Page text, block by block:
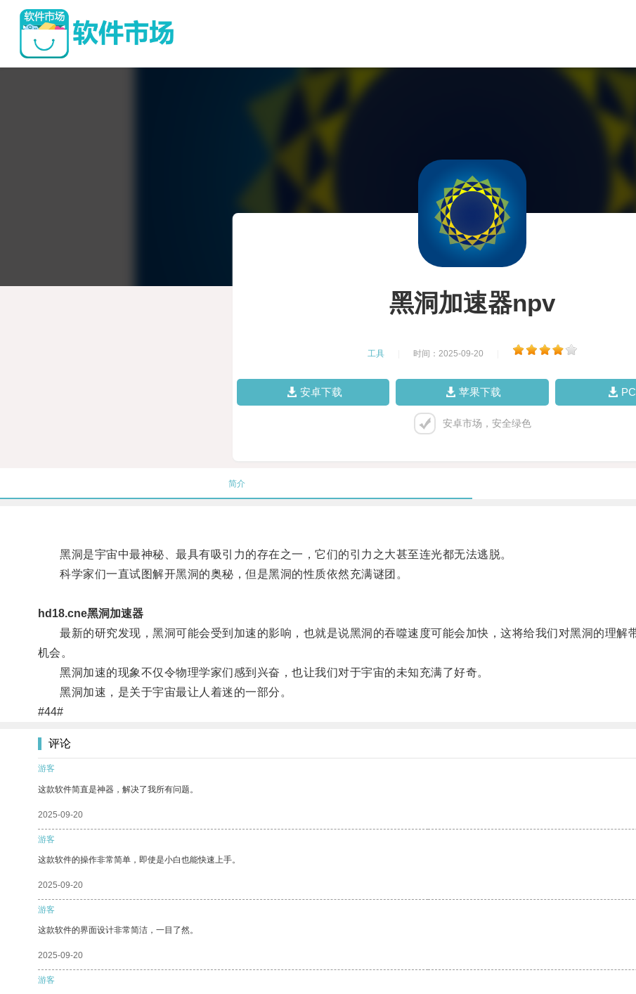
黑洞加速器npv
工具 时间：2025-09-20
安卓下载 苹果下载
安卓市场，安全绿色
简介
黑洞是宇宙中最神秘、最具有吸引力的存在之一，它们的引力之大甚至连光都无法逃脱。
科学家们一直试图解开黑洞的奥秘，但是黑洞的性质依然充满谜团。
hd18.cne黑洞加速器
最新的研究发现，黑洞可能会受到加速的影响，也就是说黑洞的吞噬速度可能会加快，这将给我们对黑洞的理解
机会。
黑洞加速的现象不仅令物理学家们感到兴奋，也让我们对于宇宙的未知充满了好奇。
黑洞加速，是关于宇宙最让人着迷的一部分。
#44#
评论
游客
这款软件简直是神器，解决了我所有问题。
2025-09-20
游客
这款软件的操作非常简单，即使是小白也能快速上手。
2025-09-20
游客
这款软件的界面设计非常简洁，一目了然。
2025-09-20
游客